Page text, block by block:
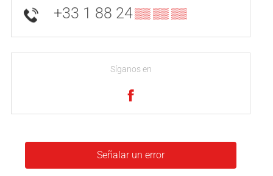
+33 1 88 24▒▒ ▒▒ ▒▒
Síganos en
Señalar un error